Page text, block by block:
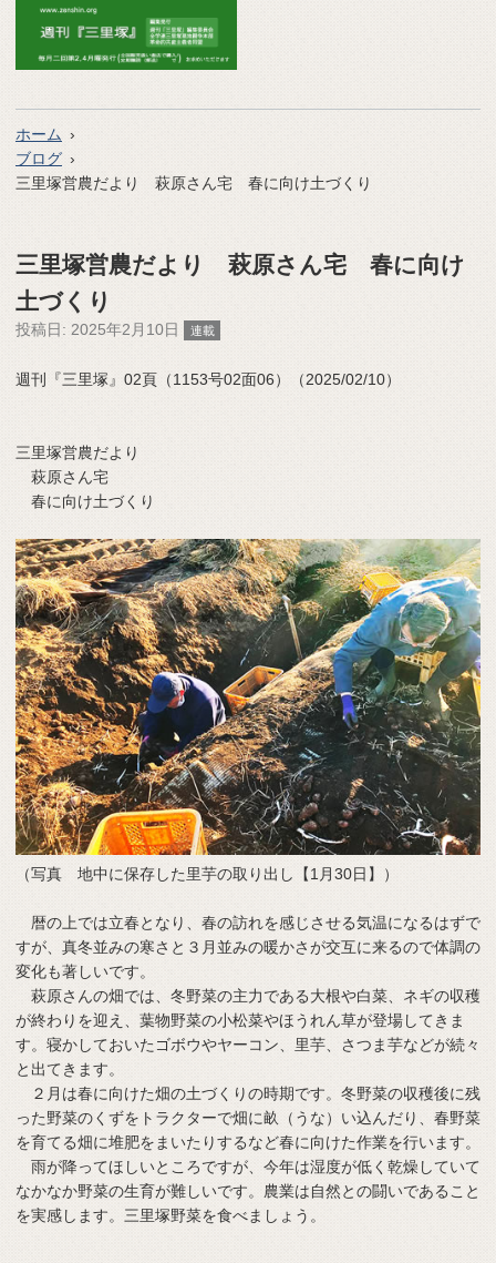
ホーム
ブログ
三里塚営農だより 萩原さん宅 春に向け土づくり
三里塚営農だより 萩原さん宅 春に向け
土づくり
投稿日: 2025年2月10日 連載
週刊『三里塚』02頁（1153号02面06）（2025/02/10）
三里塚営農だより
萩原さん宅
春に向け土づくり
（写真 地中に保存した里芋の取り出し【1月30日】）
暦の上では立春となり、春の訪れを感じさせる気温になるはずで
すが、真冬並みの寒さと３月並みの暖かさが交互に来るので体調の
変化も著しいです。
萩原さんの畑では、冬野菜の主力である大根や白菜、ネギの収穫
が終わりを迎え、葉物野菜の小松菜やほうれん草が登場してきま
す。寝かしておいたゴボウやヤーコン、里芋、さつま芋などが続々
と出てきます。
２月は春に向けた畑の土づくりの時期です。冬野菜の収穫後に残
った野菜のくずをトラクターで畑に畝（うな）い込んだり、春野菜
を育てる畑に堆肥をまいたりするなど春に向けた作業を行います。
雨が降ってほしいところですが、今年は湿度が低く乾燥していて
なかなか野菜の生育が難しいです。農業は自然との闘いであること
を実感します。三里塚野菜を食べましょう。